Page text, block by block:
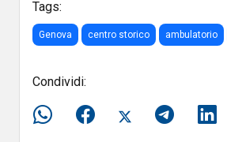
Tags:
Genova centro storico ambulatorio
Condividi: